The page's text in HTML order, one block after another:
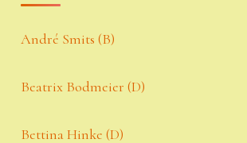
André Smits (B)
Beatrix Bodmeier (D)
Bettina Hinke (D)